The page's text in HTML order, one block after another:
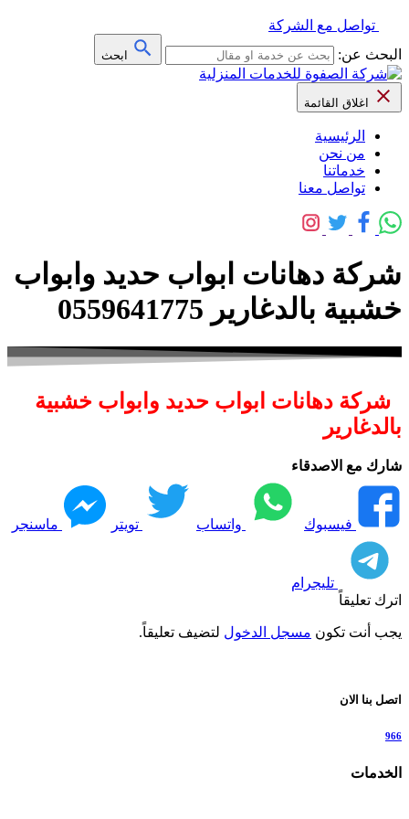
تواصل مع الشركة
البحث عن:
ابحث
اغلاق القائمة
الرئيسية
من نحن
خدماتنا
تواصل معنا
شركة دهانات ابواب حديد وابواب
خشبية بالدغارير 0559641775
شركة دهانات ابواب حديد وابواب خشبية
بالدغارير
شارك مع الاصدقاء
فيسبوك واتساب تويتر ماسنجر
تليجرام
اترك تعليقاً
يجب أنت تكون مسجل الدخول لتضيف تعليقاً.
اتصل بنا الان
966
الخدمات